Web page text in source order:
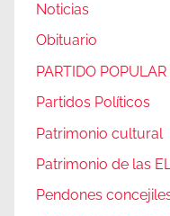
Noticias
Obituario
PARTIDO
Partidos Políticos
Patrimonio cultural
Patrimonio de las
Pendones